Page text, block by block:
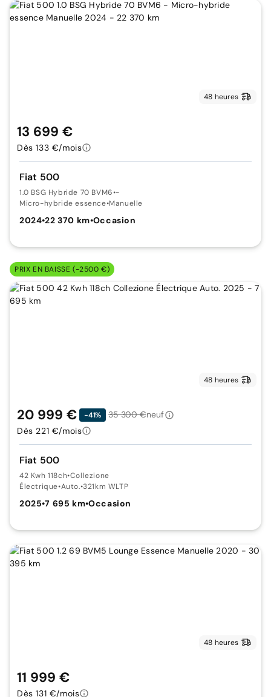
48 heures
Fiat 500
1.0 BSG Hybride 70 BVM6•-
Micro-hybride essence•Manuelle
2024•22 370 km•Occasion
13 699 €
Dès 133 €/mois
PRIX EN BAISSE (-2500 €)
48 heures
Fiat 500
42 Kwh 118ch•Collezione
Électrique•Auto.•321km WLTP
2025•7 695 km•Occasion
20 999 € -41% 35 300 €neuf
Dès 221 €/mois
48 heures
11 999 €
Dès 131 €/mois